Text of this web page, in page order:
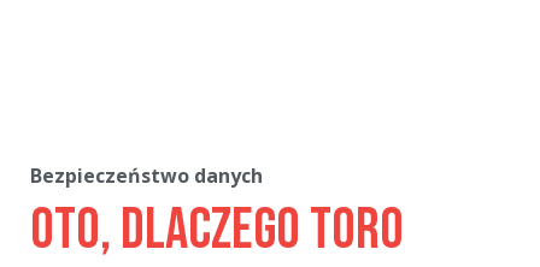
Bezpieczeństwo danych
Oto, dlaczego Toro